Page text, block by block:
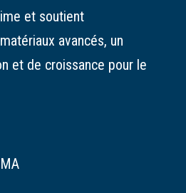
et soutient
avancés, un
et de croissance pour le